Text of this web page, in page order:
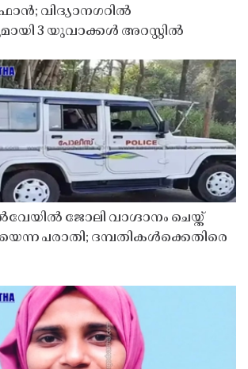
വിദ്യാനഗറിൽ
3 യുവാക്കൾ അറസ്റ്റിൽ
ജോലി വാഗ്ദാനം ചെയ്ത്
പരാതി; ദമ്പതികൾക്കെതിരെ